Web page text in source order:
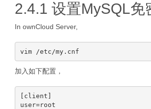
2.4.1 设置MySQL免
In ownCloud Server,
加入如下配置，
[client]
user=root